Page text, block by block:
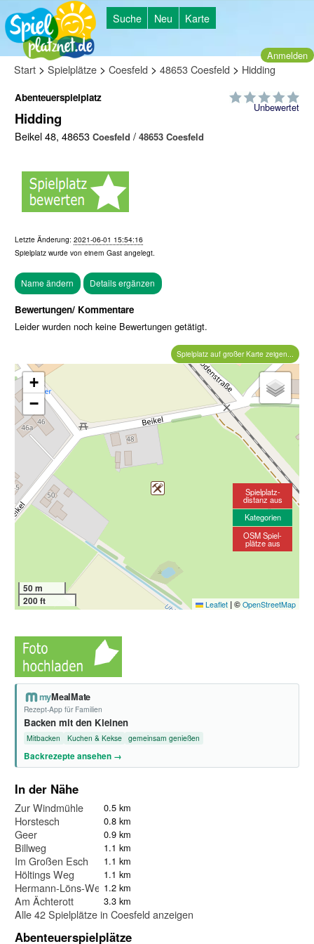
Suche Neu Karte
Anmelden
Start > Spielplätze > Coesfeld > 48653 Coesfeld > Hidding
Unbewertet
Abenteuerspielplatz
Hidding
Beikel 48, 48653 Coesfeld / 48653 Coesfeld
Letzte Änderung: 2021-06-01 15:54:16
Spielplatz wurde von einem Gast angelegt.
Bewertungen/ Kommentare
Leider wurden noch keine Bewertungen getätigt.
Spielplatz auf großer Karte zeigen...
+
−
50 m
200 ft
Leaflet |© OpenStreetMap
Spielplatz-
distanz aus
Kategorien
OSM Spiel-
plätze aus
myMealMate
Rezept-App für Familien
Backen mit den Kleinen
Mitbacken Kuchen & Kekse gemeinsam genießen
Backrezepte ansehen →
In der Nähe
Zur Windmühle 0.5 km
Horstesch 0.8 km
Geer 0.9 km
Billweg 1.1 km
Im Großen Esch 1.1 km
Höltings Weg 1.1 km
Hermann-Löns-Weg1.2 km
Am Ächterott 3.3 km
Alle 42 Spielplätze in Coesfeld anzeigen
Abenteuerspielplätze